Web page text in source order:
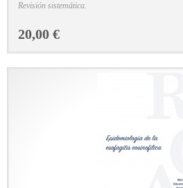
Revisión sistemática.
20,00 €